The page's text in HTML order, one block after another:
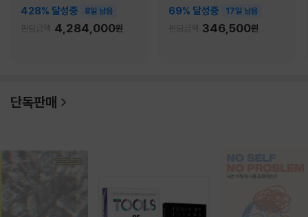
428% 달성중 8일 남음
펀딩금액 4,284,000원
69% 달성중 17일 남음
펀딩금액 346,500원
단독판매